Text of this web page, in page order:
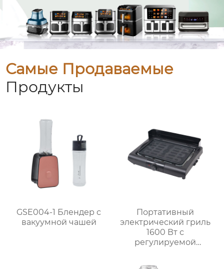
Самые Продаваемые
Продукты
GSE004-1 Блендер с
вакуумной чашей
Портативный
электрический гриль
1600 Вт с
регулируемой